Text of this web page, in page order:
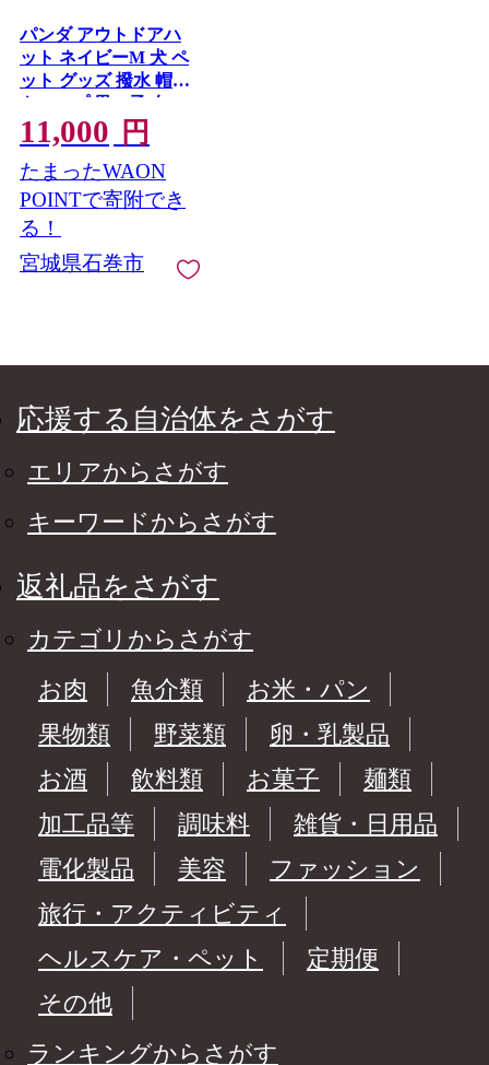
パンダ アウトドアハ
ット ネイビーM 犬 ペ
ット グッズ 撥水 帽子
キャップ 男の子 女の
子
11,000 円
たまったWAON
POINTで寄附でき
る！
宮城県石巻市
応援する自治体をさがす
エリアからさがす
キーワードからさがす
返礼品をさがす
カテゴリからさがす
お肉
魚介類
お米・パン
果物類
野菜類
卵・乳製品
お酒
飲料類 お菓子
麺類
加工品等
調味料
雑貨・日用品
電化製品
美容
ファッション
旅行・アクティビティ
ヘルスケア・ペット
定期便
その他
ランキングからさがす